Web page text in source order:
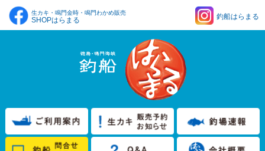
生カキ・鳴門金時・鳴門わかめ販売
SHOPはらまる 釣船はらまる